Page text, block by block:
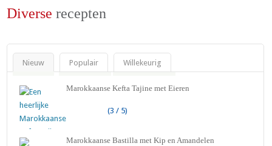
Diverse recepten
Nieuw Populair Willekeurig
Marokkaanse Kefta Tajine met Eieren
(3 / 5)
Marokkaanse Bastilla met Kip en Amandelen